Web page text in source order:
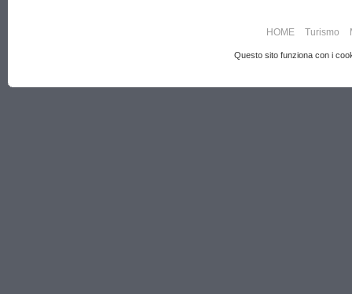
HOME Turismo
Questo sito funziona con i